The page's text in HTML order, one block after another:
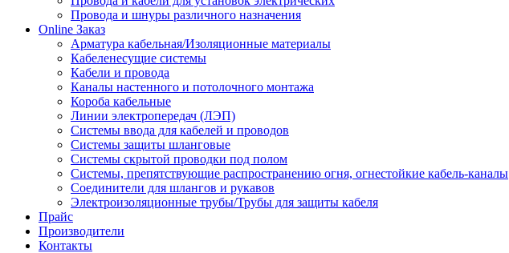
Провода и шнуры различного назначения
Online Заказ
Арматура кабельная/Изоляционные материалы
Кабеленесущие системы
Кабели и провода
Каналы настенного и потолочного монтажа
Короба кабельные
Линии электропередач (ЛЭП)
Системы ввода для кабелей и проводов
Системы защиты шланговые
Системы скрытой проводки под полом
Системы, препятствующие распространению огня, огнестойкие кабель-каналы
Соединители для шлангов и рукавов
Электроизоляционные трубы/Трубы для защиты кабеля
Прайс
Производители
Контакты